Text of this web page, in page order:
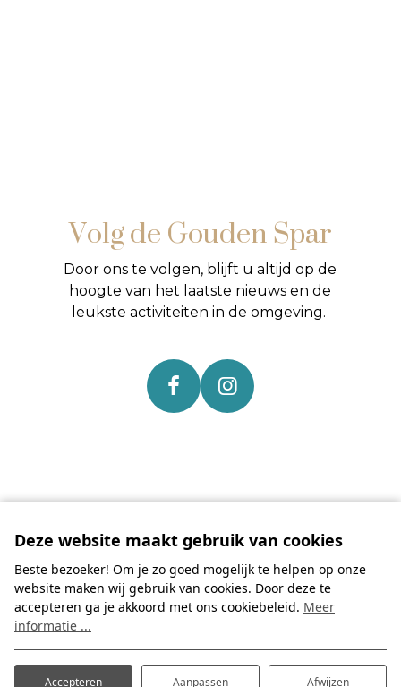
Volg de Gouden Spar
Door ons te volgen, blijft u altijd op de
hoogte van het laatste nieuws en de
leukste activiteiten in de omgeving.
Deze website maakt gebruik van cookies
Beste bezoeker! Om je zo goed mogelijk te helpen op onze
website maken wij gebruik van cookies. Door deze te
accepteren ga je akkoord met ons cookiebeleid. Meer
informatie ...
Accepteren Aanpassen Afwijzen